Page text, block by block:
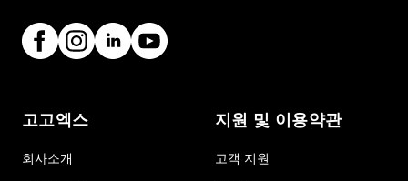
고고엑스
회사소개
지원 및 이용약관
고객 지원